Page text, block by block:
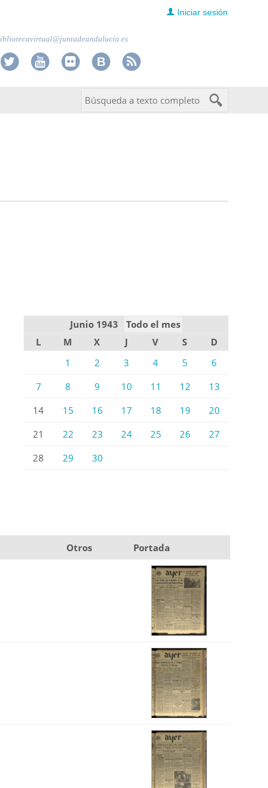
Iniciar sesión
Junio 1943
Todo el mes
L
M X J V S
D
1
2 3 4 5
6
7
8 9 10 11 12
13
14
15 16 17 18 19
20
21
22 23 24 25 26
27
28
29 30
Otros
Portada